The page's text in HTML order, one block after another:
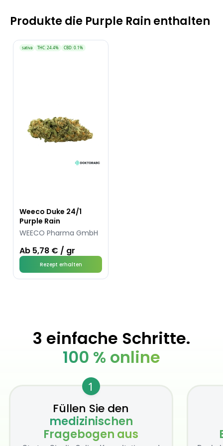
Produkte die Purple Rain enthalten
sativa THC: 24.4% CBD: 0.1%
Weeco Duke 24/1
Purple Rain
WEECO Pharma GmbH
Ab 5,78 € / gr
Rezept erhalten
3 einfache Schritte.
100 % online
1
Füllen Sie den
medizinischen
Fragebogen aus